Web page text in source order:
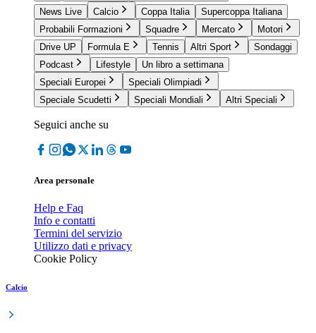
News Live
Calcio Coppa Italia
Supercoppa Italiana
Probabili Formazioni
Squadre Mercato
Motori
Drive UP
Formula E Tennis Altri Sport
Sondaggi
Podcast
Lifestyle
Un libro a settimana
Speciali Europei
Speciali Olimpiadi
Speciale Scudetti
Speciali Mondiali Altri Speciali
Seguici anche su
Area personale
Help e Faq
Info e contatti
Termini del servizio
Utilizzo dati e privacy
Cookie Policy
Calcio